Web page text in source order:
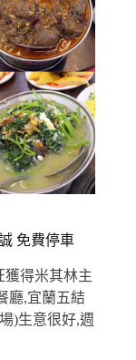
免費停車
獲得米其林主
廳,宜蘭五結
)生意很好,週